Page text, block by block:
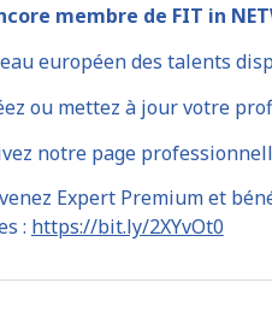
membre de FIT in
européen des talents
ou mettez à jour votre
notre page
Expert Premium et
: https://bit.ly/2XYvOt0